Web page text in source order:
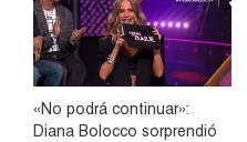
«No podrá continuar»:
Diana Bolocco sorprendió